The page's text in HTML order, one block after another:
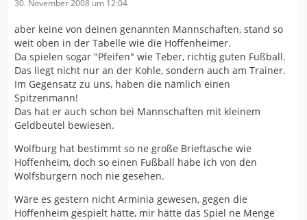
30. November 2008 um 12:04
aber keine von deinen genannten Mannschaften, stand so
weit oben in der Tabelle wie die Hoffenheimer.
Da spielen sogar "Pfeifen" wie Teber, richtig guten Fußball.
Das liegt nicht nur an der Kohle, sondern auch am Trainer.
Im Gegensatz zu uns, haben die nämlich einen
Spitzenmann!
Das hat er auch schon bei Mannschaften mit kleinem
Geldbeutel bewiesen.
Wolfburg hat bestimmt so ne große Brieftasche wie
Hoffenheim, doch so einen Fußball habe ich von den
Wolfsburgern noch nie gesehen.
Wäre es gestern nicht Arminia gewesen, gegen die
Hoffenheim gespielt hätte, mir hätte das Spiel ne Menge